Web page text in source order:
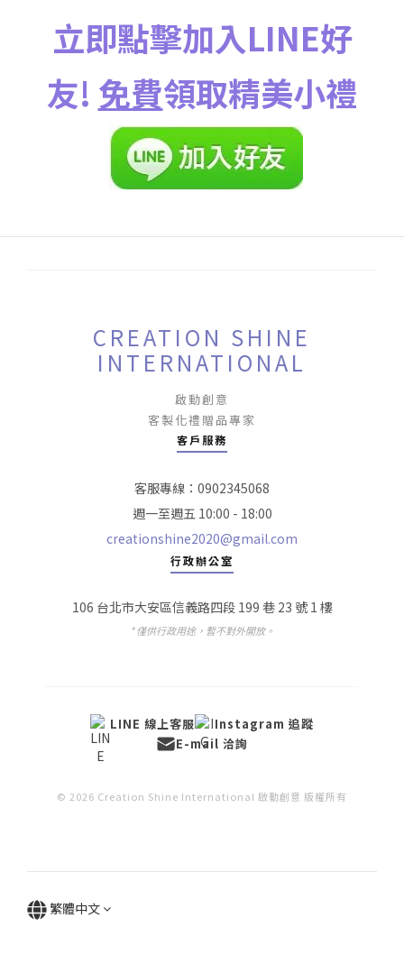
立即點擊加入LINE好
友! 免費領取精美小禮
CREATION SHINE
INTERNATIONAL
啟動創意
客製化禮贈品專家
客戶服務
客服專線：0902345068
週一至週五 10:00 - 18:00
creationshine2020@gmail.com
行政辦公室
106 台北市大安區信義路四段 199 巷 23 號 1 樓
* 僅供行政用途，暫不對外開放。
LINE 線上客服
Instagram 追蹤
E-mail 洽詢
© 2026 Creation Shine International 啟動創意 版權所有
繁體中文